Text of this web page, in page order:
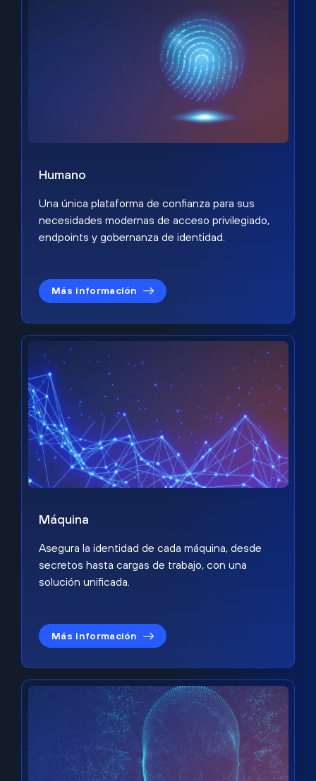
Humano
Una única plataforma de confianza para sus
necesidades modernas de acceso privilegiado,
endpoints y gobernanza de identidad.
Más información
Máquina
Asegura la identidad de cada máquina, desde
secretos hasta cargas de trabajo, con una
solución unificada.
Más información